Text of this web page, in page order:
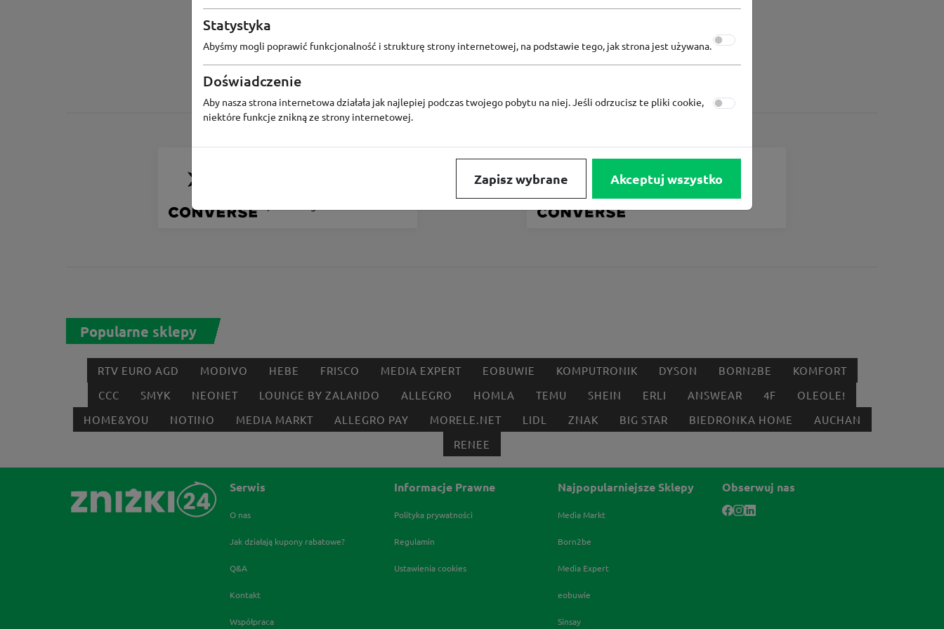
Lojalnościowego
Converse
Rabat -15% za zapis do
Popularne sklepy
RTV EURO AGD MODIVO HEBE FRISCO MEDIA EXPERT EOBUWIE KOMPUTRONIK DYSON BORN2BE
KOMFORT
CCC
SMYK NEONET LOUNGE BY ZALANDO ALLEGRO HOMLA TEMU SHEIN ERLI ANSWEAR 4F
OLEOLE!
HOME&YOU
NOTINO MEDIA MARKT ALLEGRO PAY MORELE.NET LIDL ZNAK BIG STAR BIEDRONKA HOME
AUCHAN
RENEE
Serwis
O nas
Jak działają kupony rabatowe?
Q&A
Kontakt
Współpraca
Informacje Prawne
Polityka prywatności
Regulamin
Ustawienia cookies
Najpopularniejsze Sklepy
Media Markt
Born2be
Media Expert
eobuwie
Sinsay
Obserwuj nas
Statystyka
Abyśmy mogli poprawić funkcjonalność i strukturę strony internetowej, na podstawie tego, jak strona jest używana.
Doświadczenie
Aby nasza strona internetowa działała jak najlepiej podczas twojego pobytu na niej. Jeśli odrzucisz te pliki cookie,
niektóre funkcje znikną ze strony internetowej.
Zapisz wybrane Akceptuj wszystko